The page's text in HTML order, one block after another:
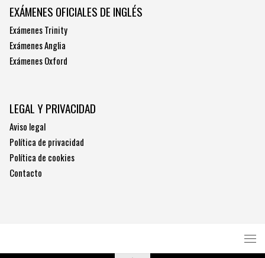
EXÁMENES OFICIALES DE INGLÉS
Exámenes Trinity
Exámenes Anglia
Exámenes Oxford
LEGAL Y PRIVACIDAD
Aviso legal
Política de privacidad
Política de cookies
Contacto